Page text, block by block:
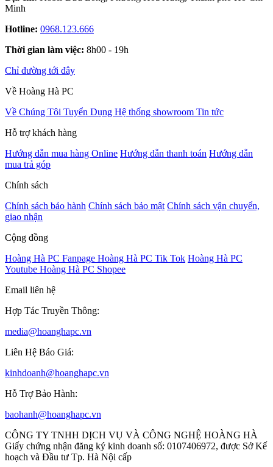
Minh
Hotline: 0968.123.666
Thời gian làm việc: 8h00 - 19h
Chỉ đường tới đây
Về Hoàng Hà PC
Về Chúng Tôi Tuyển Dụng Hệ thống showroom Tin tức
Hỗ trợ khách hàng
Hướng dẫn mua hàng Online Hướng dẫn thanh toán Hướng dẫn
mua trả góp
Chính sách
Chính sách bảo hành Chính sách bảo mật Chính sách vận chuyển,
giao nhận
Cộng đồng
Hoàng Hà PC Fanpage Hoàng Hà PC Tik Tok Hoàng Hà PC
Youtube Hoàng Hà PC Shopee
Email liên hệ
Hợp Tác Truyền Thông:
media@hoanghapc.vn
Liên Hệ Báo Giá:
kinhdoanh@hoanghapc.vn
Hỗ Trợ Bảo Hành:
baohanh@hoanghapc.vn
CÔNG TY TNHH DỊCH VỤ VÀ CÔNG NGHỆ HOÀNG HÀ
Giấy chứng nhận đăng ký kinh doanh số: 0107406972, được Sở Kế
hoạch và Đầu tư Tp. Hà Nội cấp